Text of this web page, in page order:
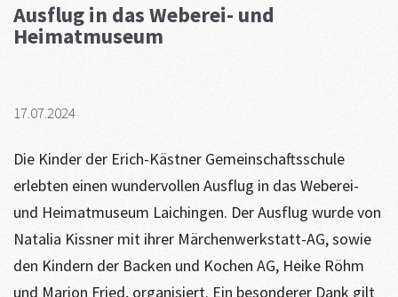
Ausflug in das Weberei- und
Heimatmuseum
17.07.2024
Die Kinder der Erich-Kästner Gemeinschaftsschule
erlebten einen wundervollen Ausflug in das Weberei-
und Heimatmuseum Laichingen. Der Ausflug wurde von
Natalia Kissner mit ihrer Märchenwerkstatt-AG, sowie
den Kindern der Backen und Kochen AG, Heike Röhm
und Marion Fried, organisiert. Ein besonderer Dank gilt